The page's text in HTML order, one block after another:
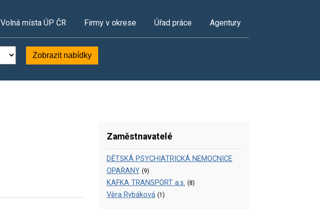
Volná místa ÚP ČR Firmy v okrese Úřad práce Agentury
Zobrazit nabídky
Zaměstnavatelé
DĚTSKÁ PSYCHIATRICKÁ NEMOCNICE
OPAŘANY (9)
KAFKA TRANSPORT a.s. (8)
Věra Rybáková (1)